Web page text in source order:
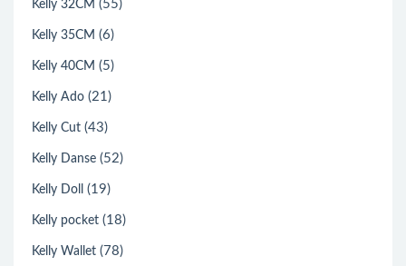
Kelly 32CM (55)
Kelly 35CM (6)
Kelly 40CM (5)
Kelly Ado (21)
Kelly Cut (43)
Kelly Danse (52)
Kelly Doll (19)
Kelly pocket (18)
Kelly Wallet (78)